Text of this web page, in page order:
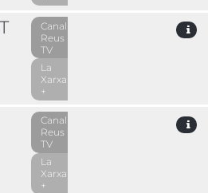
Canal
Reus
TV
La
Xarxa
+
Canal
Reus
TV
La
Xarxa
+